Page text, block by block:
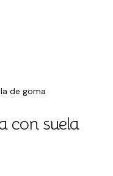
de goma
con suela